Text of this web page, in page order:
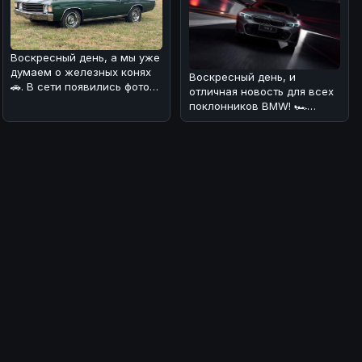
Воскресный день, а мы уже
думаем о железных конях
🚗. В сети появились фото
Воскресный день, и
отличная новость для всех
поклонников BMW! 🏎
Сегодня мы узнали, что